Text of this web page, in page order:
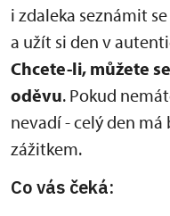
i zdaleka seznámit
a užít si den v
Chcete-li, můžete
oděvu. Pokud
nevadí - celý den
zážitkem.
Co vás čeká: